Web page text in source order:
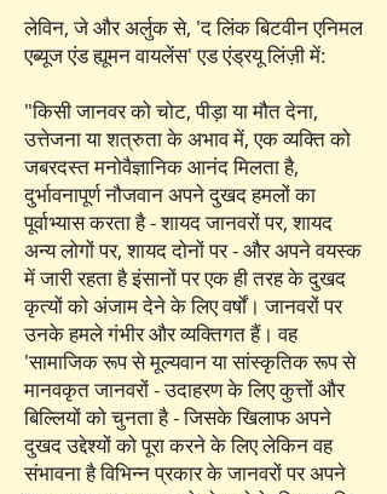
लेविन, जे और अर्लुक से, 'द लिंक बिटवीन एनिमल
एब्यूज एंड ह्यूमन वायलेंस' एड एंड्रयू लिंज़ी में:
"किसी जानवर को चोट, पीड़ा या मौत देना,
उत्तेजना या शत्रुता के अभाव में, एक व्यक्ति को
जबरदस्त मनोवैज्ञानिक आनंद मिलता है,
दुर्भावनापूर्ण नौजवान अपने दुखद हमलों का
पूर्वाभ्यास करता है - शायद जानवरों पर, शायद
अन्य लोगों पर, शायद दोनों पर - और अपने वयस्क
में जारी रहता है इंसानों पर एक ही तरह के दुखद
कृत्यों को अंजाम देने के लिए वर्षों। जानवरों पर
उनके हमले गंभीर और व्यक्तिगत हैं। वह
'सामाजिक रूप से मूल्यवान या सांस्कृतिक रूप से
मानवकृत जानवरों - उदाहरण के लिए कुत्तों और
बिल्लियों को चुनता है - जिसके खिलाफ अपने
दुखद उद्देश्यों को पूरा करने के लिए लेकिन वह
संभावना है विभिन्न प्रकार के जानवरों पर अपने